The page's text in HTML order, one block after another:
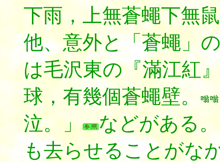
下雨，上無蒼蠅下無
他、意外と「蒼蠅」
は毛沢東の『滿江紅
球，有幾個蒼蠅壁。
泣。」
などがある
も去らせることがな